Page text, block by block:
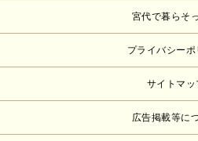
宮代で暮らそ
プライバシーポ
サイトマッ
広告掲載等に